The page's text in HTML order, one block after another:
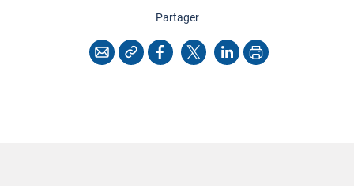
Partagercette page
CourrielCopier l'adresse
Facebook
X LinkedInImprimer